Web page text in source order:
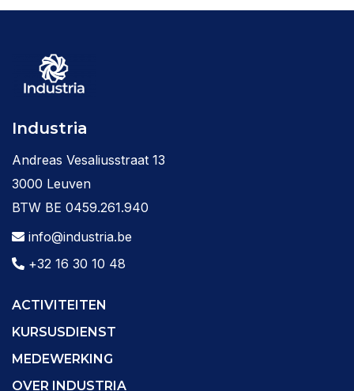
Industria
Andreas Vesaliusstraat 13
3000 Leuven
BTW BE 0459.261.940
info@industria.be
+32 16 30 10 48
ACTIVITEITEN
KURSUSDIENST
MEDEWERKING
OVER INDUSTRIA